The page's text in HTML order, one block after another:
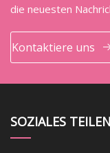
die neuesten
Kontaktiere uns
SOZIALES TEILEN